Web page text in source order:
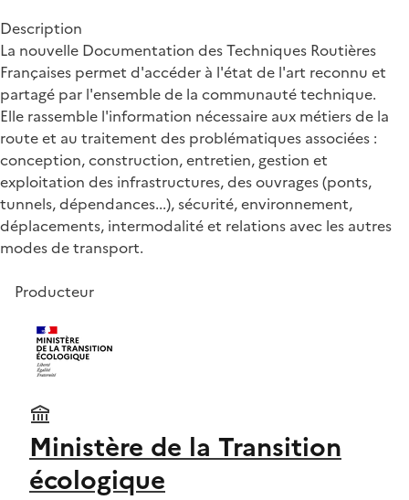
Description
La nouvelle Documentation des Techniques Routières
Françaises permet d'accéder à l'état de l'art reconnu et
partagé par l'ensemble de la communauté technique.
Elle rassemble l'information nécessaire aux métiers de la
route et au traitement des problématiques associées :
conception, construction, entretien, gestion et
exploitation des infrastructures, des ouvrages (ponts,
tunnels, dépendances...), sécurité, environnement,
déplacements, intermodalité et relations avec les autres
modes de transport.
Producteur
Ministère de la Transition
écologique